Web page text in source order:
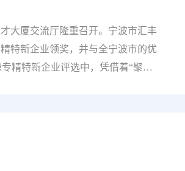
理的深刻理解，陈小梅调成为了车
大，必须以身作则，带领团队不断
大厦交流厅隆重召开。宁波市汇丰
特新企业领奖，并与全宁波市的优
精特新企业评选中，凭借着“聚焦
域中，汇丰人力的服务理念是有